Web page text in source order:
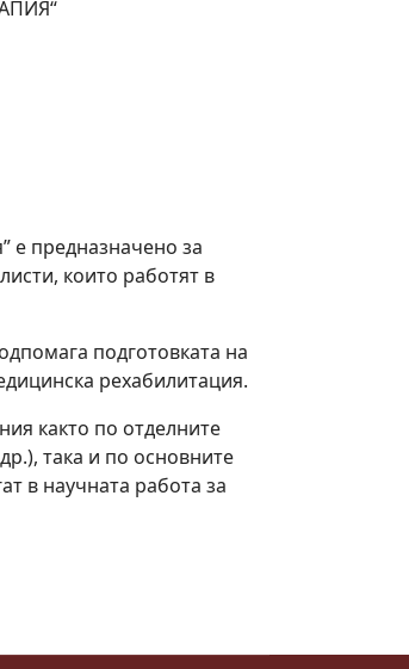
е предназначено за
които работят в
подготовката на
рехабилитация.
както по отделните
така и по основните
в научната работа за